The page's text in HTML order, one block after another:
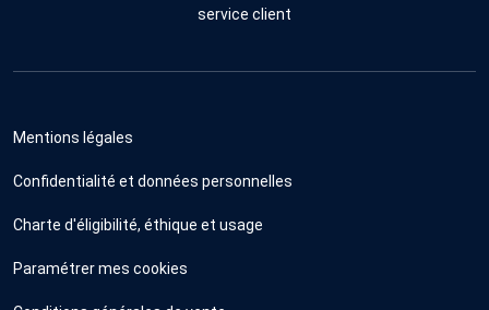
service client
Mentions légales
Confidentialité et données personnelles
Charte d'éligibilité, éthique et usage
Paramétrer mes cookies